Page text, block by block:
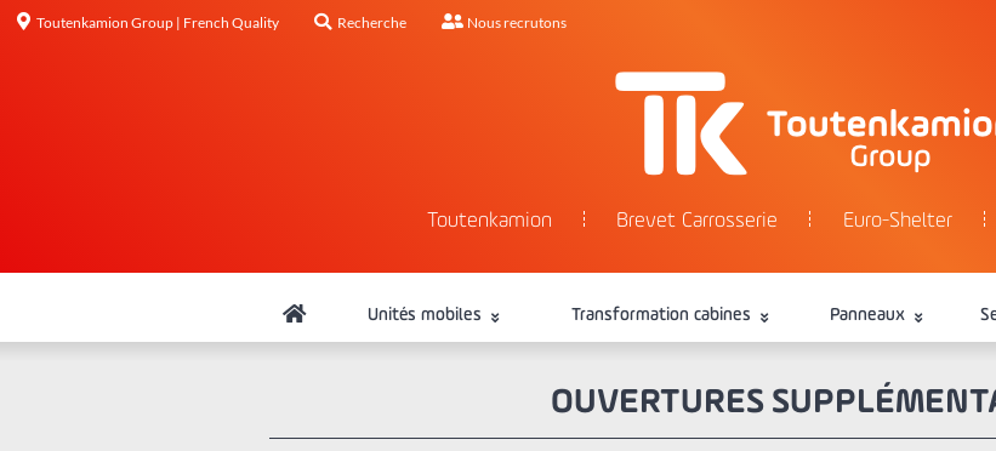
Toutenkamion Group | French Quality Recherche Nous recrutons
Toutenkamion Brevet Carrosserie Euro-Shelter
Unités mobiles Transformation cabines Panneaux
OUVERTURES